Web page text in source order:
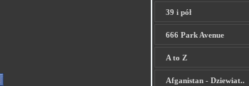
39 i pół
666 Park Avenue
A to Z
Afganistan - Dziewiat..